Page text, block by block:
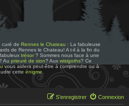
curé de Rennes le Chateau : La fabuleuse
de Rennes le Chateau! A t-il à la fin du
trésor? Sommes nous face à une
Au prieuré de sion? Aux wisigoths? Ce
vous aidera peut-être à comprendre ou à
cetteénigme
Connexion
S’enregistrer